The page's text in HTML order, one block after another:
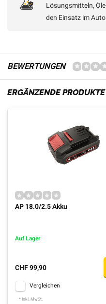
Lösungsmitteln,
den Einsatz im
BEWERTUNGEN
ERGÄNZENDE PRODUKTE
AP 18.0/2.5 Akku
Auf Lager
CHF 99,90
Vergleichen
* Inkl. MwSt.